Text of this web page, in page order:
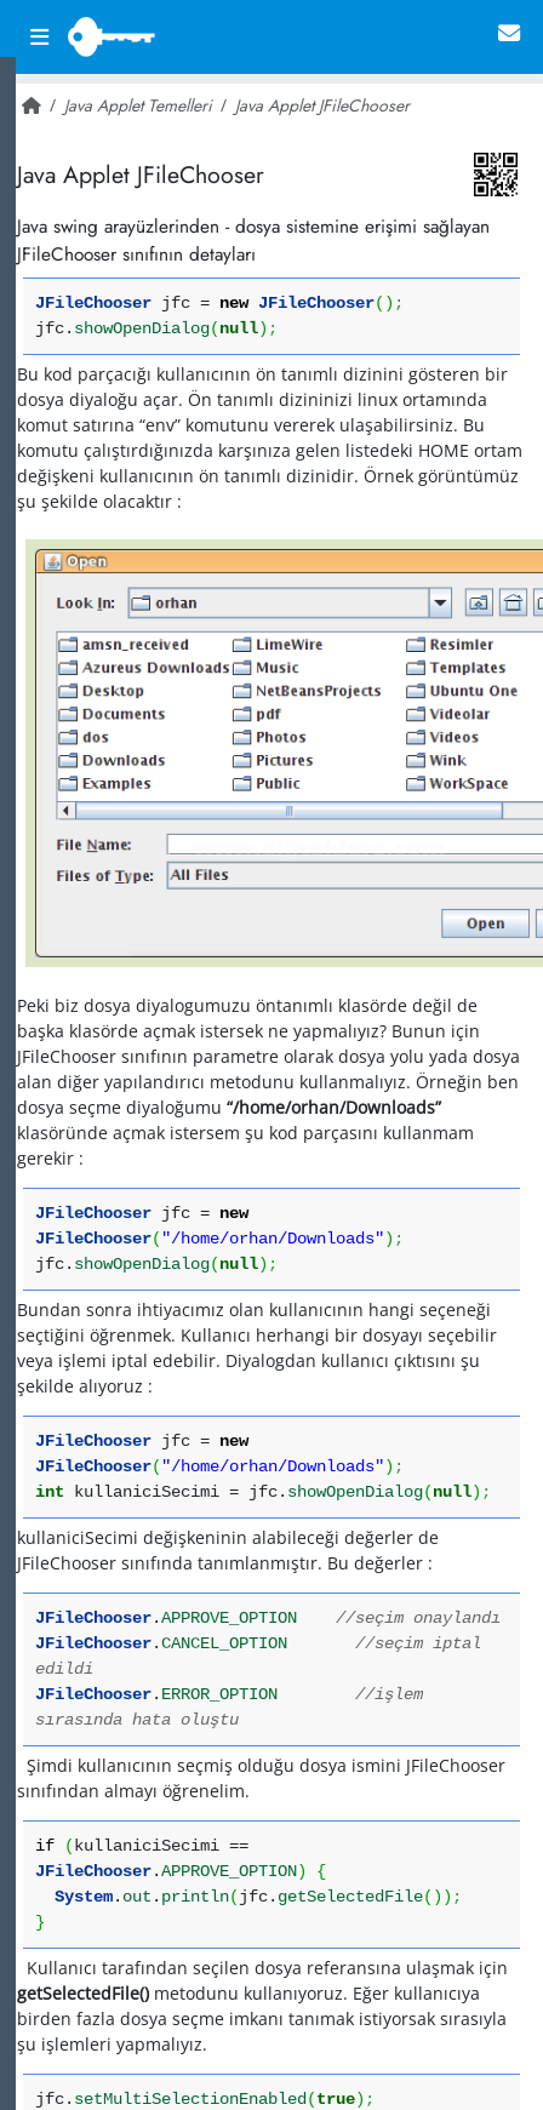
Java Applet Temelleri Java Applet JFileChooser
Java Applet JFileChooser
Java swing arayüzlerinden - dosya sistemine erişimi sağlayan
JFileChooser sınıfının detayları
JFileChooser jfc = new JFileChooser( ) ;
jfc. showOpenDialog(null) ;
Bu kod parçacığı kullanıcının ön tanımlı dizinini gösteren bir
dosya diyaloğu açar. Ön tanımlı dizininizi linux ortamında
komut satırına “env” komutunu vererek ulaşabilirsiniz. Bu
komutu çalıştırdığınızda karşınıza gelen listedeki HOME ortam
değişkeni kullanıcının ön tanımlı dizinidir. Örnek görüntümüz
şu şekilde olacaktır :
Peki biz dosya diyalogumuzu öntanımlı klasörde değil de
başka klasörde açmak istersek ne yapmalıyız? Bunun için
JFileChooser sınıfının parametre olarak dosya yolu yada dosya
alan diğer yapılandırıcı metodunu kullanmalıyız. Örneğin ben
dosya seçme diyaloğumu “/home/orhan/Downloads”
klasöründe açmak istersem şu kod parçasını kullanmam
gerekir :
JFileChooser jfc = new
JFileChooser( "/home/orhan/Downloads") ;
jfc. showOpenDialog(null) ;
Bundan sonra ihtiyacımız olan kullanıcının hangi seçeneği
seçtiğini öğrenmek. Kullanıcı herhangi bir dosyayı seçebilir
veya işlemi iptal edebilir. Diyalogdan kullanıcı çıktısını şu
şekilde alıyoruz :
JFileChooser jfc = new
JFileChooser( "/home/orhan/Downloads") ;
int kullaniciSecimi = jfc. showOpenDialog(null) ;
kullaniciSecimi değişkeninin alabileceği değerler de
JFileChooser sınıfında tanımlanmıştır. Bu değerler :
JFileChooser.APPROVE_OPTION
//seçim onaylandı
JFileChooser.CANCEL_OPTION
//seçim iptal
edildi
JFileChooser. ERROR_OPTION
//işlem
sırasında hata oluştu
Şimdi kullanıcının seçmiş olduğu dosya ismini JFileChooser
sınıfından almayı öğrenelim.
if ( kullaniciSecimi ==
JFileChooser.APPROVE_OPTION)
{
System. out . println(jfc. getSelectedFile( ) ) ;
}
Kullanıcı tarafından seçilen dosya referansına ulaşmak için
getSelectedFile() metodunu kullanıyoruz. Eğer kullanıcıya
birden fazla dosya seçme imkanı tanımak istiyorsak sırasıyla
şu işlemleri yapmalıyız.
jfc. setMultiSelectionEnabled (true) ;